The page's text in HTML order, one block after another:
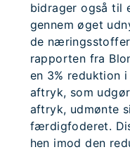
bidrager også til
gennem øget
de
rapporten fra
en 3% reduktion
aftryk, som
aftryk, udmønte
færdigfoderet.
hen imod den